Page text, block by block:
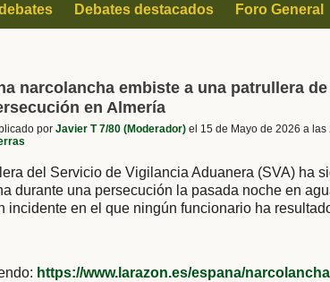
Debates destacados Foro General
Cajon de
narcolancha embiste a una patrullera
en Almería
por Javier T 7/80 (Moderador) el 15 de Mayo de 2026 a las
del Servicio de Vigilancia Aduanera (SVA) ha
durante una persecución la pasada noche en
incidente en el que ningún funcionario ha
https://www.larazon.es/espana/